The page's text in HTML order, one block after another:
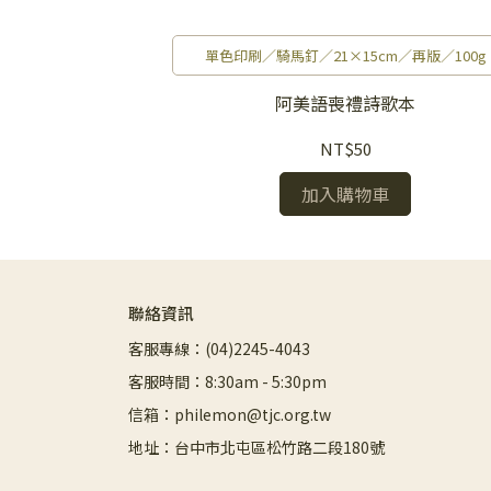
單色印刷／騎馬釘／21×15cm／再版／100g
阿美語喪禮詩歌本
NT$50
加入購物車
聯絡資訊
客服專線：(04)2245-4043
客服時間：8:30am - 5:30pm
信箱：philemon@tjc.org.tw
地址：台中市北屯區松竹路二段180號